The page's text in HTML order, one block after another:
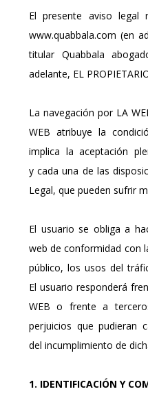
El presente aviso
www.quabbala.com (en
titular Quabbala
adelante, EL
La navegación por LA
WEB atribuye la
implica la aceptación
y cada una de las
Legal, que pueden sufrir
El usuario se obliga a
web de conformidad con
público, los usos del
El usuario responderá
WEB o frente a
perjuicios que pudieran
del incumplimiento de
1. IDENTIFICACIÓN Y